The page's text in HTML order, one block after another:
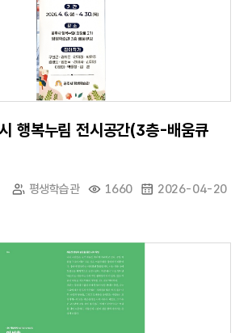
행복누림 전시공간(3층-배움큐
평생학습관 1660 2026-04-20